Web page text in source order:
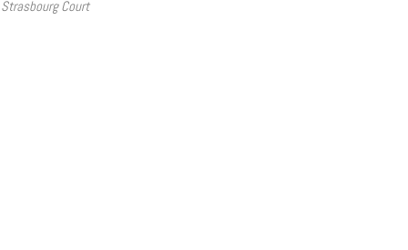
Court